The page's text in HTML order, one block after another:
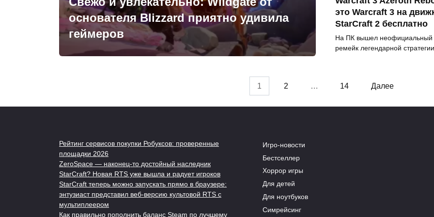
основателя Blizzard приятно удивила
геймеров
это Warcraft 3 на
StarCraft 2 бесплатно
На ПК вышел неофициальный
ремейк легендарной стратегии
1 2 … 14 Далее
Рейтинг сервисов покупки Робуксов: проверенные
площадки 2026
ZeroSpace — наконец-то достойный наследник
StarCraft? Новая RTS уже вышла и радует игроков
StarCraft теперь можно запускать прямо в браузере:
энтузиаст представил веб-версию культовой RTS с
мультиплеером
Как правильно пополнить баланс Steam по лучшему
Игро-новости
Бестселлер
Хоррор игры
Для детей
Для ноутбуков
Симрейсинг